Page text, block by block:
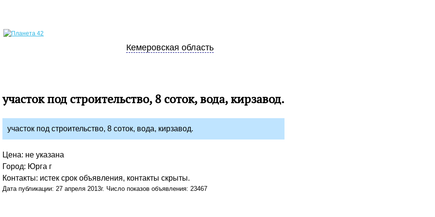
Кемеровская область
участок под строительство, 8 соток, вода, кирзавод.
участок под строительство, 8 соток, вода, кирзавод.
Цена: не указана
Город: Юрга г
Контакты: истек срок объявления, контакты скрыты.
Дата публикации: 27 апреля 2013г. Число показов объявления: 23467